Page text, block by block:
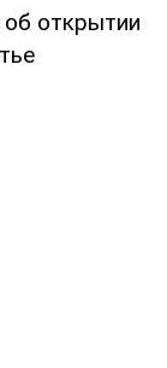
открытии